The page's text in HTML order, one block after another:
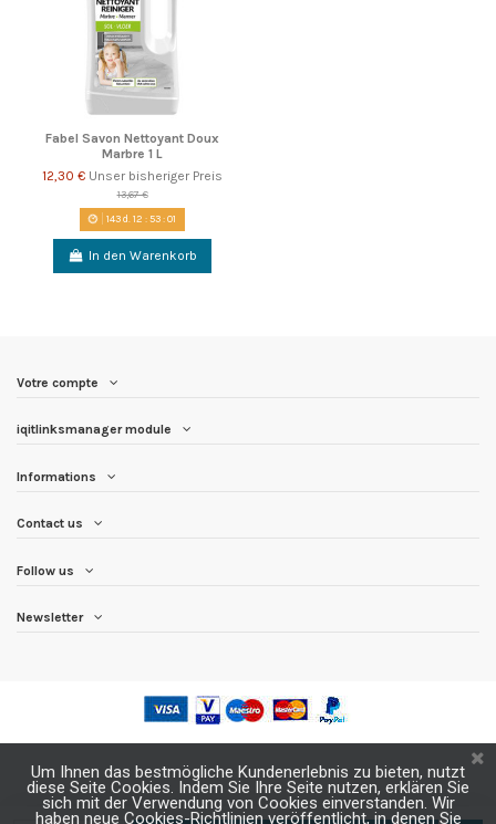
Fabel Savon Nettoyant Doux
Marbre 1 L
12,30 € Unser bisheriger Preis
13,67 €
143d. 12 :53:01
In den Warenkorb
Votre compte
iqitlinksmanager module
Informations
Contact us
Follow us
Newsletter
Um Ihnen das bestmögliche Kundenerlebnis zu bieten, nutzt
diese Seite Cookies. Indem Sie Ihre Seite nutzen, erklären Sie
sich mit der Verwendung von Cookies einverstanden. Wir
haben neue Cookies-Richtlinien veröffentlicht, in denen Sie